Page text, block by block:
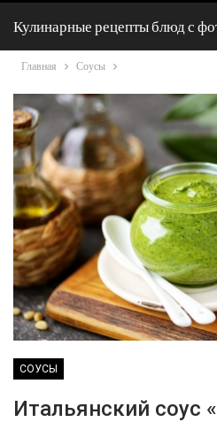
Кулинарные рецепты блюд с
Главная Соусы
СОУСЫ
Итальянский соус